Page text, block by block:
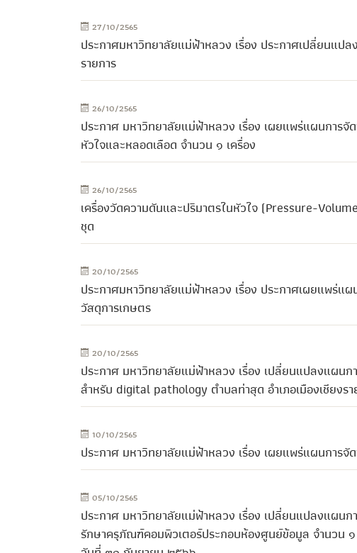
27/10/2565
ประกาศมหาวิทยาลัยแม่ฟ้าหลวง เรื่อง ประกาศเปลี่ยนแ
รายการ
26/10/2565
ประกาศ มหาวิทยาลัยแม่ฟ้าหลวง เรื่อง เผยแพร่แผนการ
หัวใจและหลอดเลือด จำนวน ๑ เครื่อง
26/10/2565
เครื่องวัดความดันและปริมาตรในหัวใจ (Pressure-
ชุด
20/10/2565
ประกาศมหาวิทยาลัยแม่ฟ้าหลวง เรื่อง ประกาศเผยแพร่
วัสดุการเกษตร
20/10/2565
ประกาศ มหาวิทยาลัยแม่ฟ้าหลวง เรื่อง เปลี่ยนแปลงแผน
สำหรับ digital pathology ตำบลท่าสุด อำเภอเมืองเชียงรา
10/10/2565
ประกาศ มหาวิทยาลัยแม่ฟ้าหลวง เรื่อง เผยแพร่แผนการ
05/10/2565
ประกาศ มหาวิทยาลัยแม่ฟ้าหลวง เรื่อง เปลี่ยนแปลงแผน
รักษาครุภัณฑ์คอมพิวเตอร์ประกอบห้องศูนย์ข้อมูล จำนวน